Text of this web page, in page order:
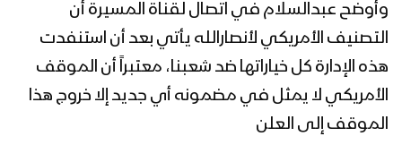
وأوضح عبدالسلام في اتصال لقناة المسيرة أن
التصنيف الأمريكي لأنصارالله يأتي بعد أن استنفدت
هذه الإدارة كل خياراتها ضد شعبنا، معتبراً أن الموقف
الأمريكي لا يمثل في مضمونه أي جديد إلا خروج هذا
الموقف إلى العلن